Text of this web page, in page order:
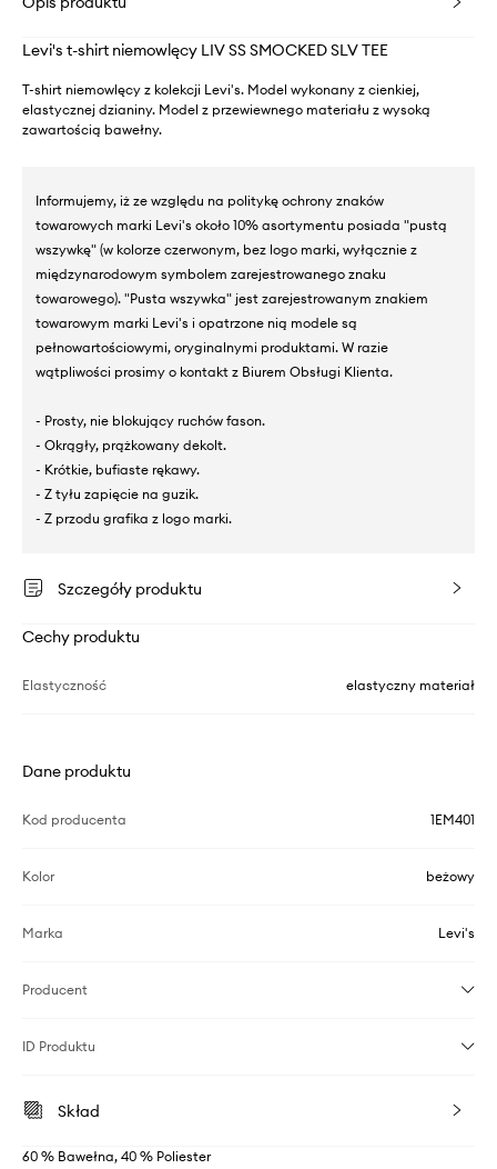
Levi's t-shirt niemowlęcy LIV SS SMOCKED SLV TEE
T-shirt niemowlęcy z kolekcji Levi's. Model wykonany z cienkiej,
elastycznej dzianiny. Model z przewiewnego materiału z wysoką
zawartością bawełny.
Informujemy, iż ze względu na politykę ochrony znaków
towarowych marki Levi's około 10% asortymentu posiada "pustą
wszywkę" (w kolorze czerwonym, bez logo marki, wyłącznie z
międzynarodowym symbolem zarejestrowanego znaku
towarowego). "Pusta wszywka" jest zarejestrowanym znakiem
towarowym marki Levi's i opatrzone nią modele są
pełnowartościowymi, oryginalnymi produktami. W razie
wątpliwości prosimy o kontakt z Biurem Obsługi Klienta.
- Prosty, nie blokujący ruchów fason.
- Okrągły, prążkowany dekolt.
- Krótkie, bufiaste rękawy.
- Z tyłu zapięcie na guzik.
- Z przodu grafika z logo marki.
Szczegóły produktu
Cechy produktu
Elastyczność elastyczny materiał
Dane produktu
Kod producenta 1EM401
Kolor beżowy
Marka Levi's
Producent
ID Produktu
Skład
60 % Bawełna, 40 % Poliester